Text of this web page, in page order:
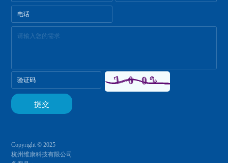
Copyright © 2025
杭州维康科技有限公司